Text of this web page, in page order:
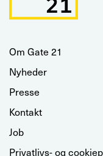
Om Gate 21
Nyheder
Presse
Kontakt
Job
Privatlivs- og